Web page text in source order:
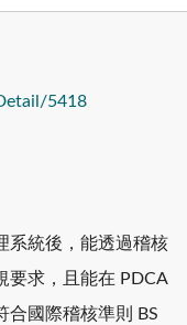
5418
系統後，能透過稽核
要求，且能在 PDCA
合國際稽核準則 BS